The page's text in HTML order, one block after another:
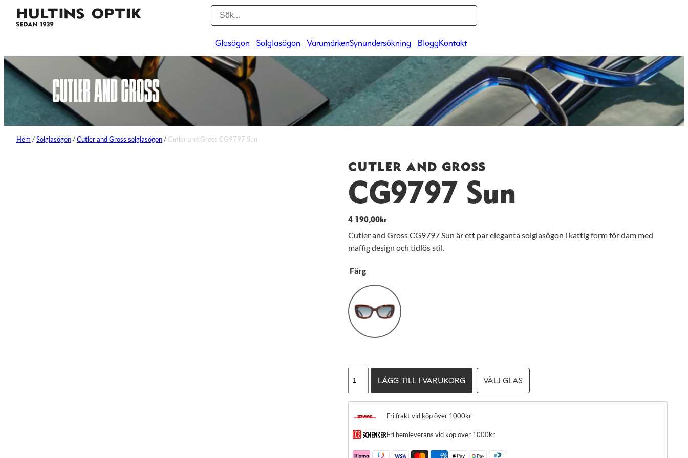
Glasögon Solglasögon VarumärkenSynundersökning Blogg Kontakt
Hem /Solglasögon/Cutler and Gross solglasögon/ Cutler and Gross CG9797 Sun
CUTLER AND GROSS
CG9797 Sun
4 190,00 kr
Cutler and Gross CG9797 Sun är ett par eleganta solglasögon i kattig form för dam med
maffig design och tidlös stil.
Färg
and
Gross
mängd
LÄGG TILL I VARUKORG VÄLJ GLAS
Fri frakt vid köp över 1000kr
Fri hemleverans vid köp över 1000kr